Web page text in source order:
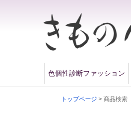
色個性診断ファッション
トップページ > 商品検索